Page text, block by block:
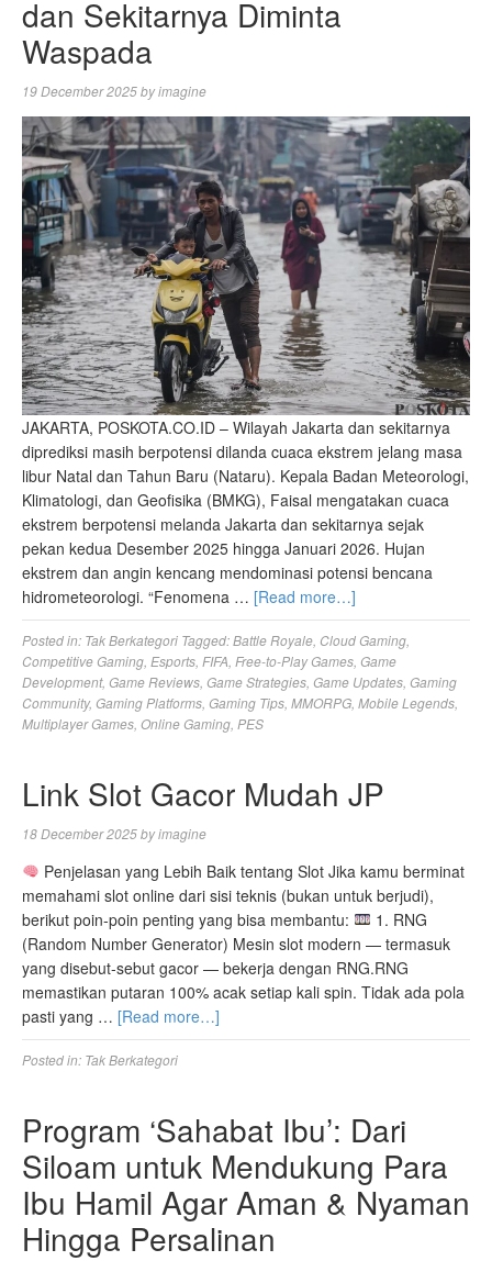
dan Sekitarnya Diminta
Waspada
19 December 2025byimagine
JAKARTA, POSKOTA.CO.ID – Wilayah Jakarta dan sekitarnya
diprediksi masih berpotensi dilanda cuaca ekstrem jelang masa
libur Natal dan Tahun Baru (Nataru). Kepala Badan Meteorologi,
Klimatologi, dan Geofisika (BMKG), Faisal mengatakan cuaca
ekstrem berpotensi melanda Jakarta dan sekitarnya sejak
pekan kedua Desember 2025 hingga Januari 2026. Hujan
ekstrem dan angin kencang mendominasi potensi bencana
hidrometeorologi. “Fenomena … [Read more…]
Posted in: Tak Berkategori Tagged:Battle Royale Cloud Gaming
Competitive Gaming Esports FIFA Free-to-Play Games Game
Development, Game Reviews Game Strategies Game Updates Gaming
Community, Gaming Platforms Gaming Tips MMORPG Mobile Legends
Multiplayer Games Online Gaming PES
Link Slot Gacor Mudah JP
18 December 2025byimagine
Penjelasan yang Lebih Baik tentang Slot Jika kamu berminat
memahami slot online dari sisi teknis (bukan untuk berjudi),
berikut poin‑poin penting yang bisa membantu:
1. RNG
(Random Number Generator) Mesin slot modern — termasuk
yang disebut‑sebut gacor — bekerja dengan RNG.RNG
memastikan putaran 100% acak setiap kali spin. Tidak ada pola
pasti yang … [Read more…]
Posted in: Tak Berkategori
Program ‘Sahabat Ibu’: Dari
Siloam untuk Mendukung Para
Ibu Hamil Agar Aman & Nyaman
Hingga Persalinan